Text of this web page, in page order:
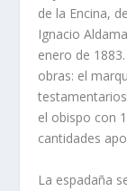
de la Encina,
Ignacio
enero de
obras: el
el obispo con
cantidades
La espadaña